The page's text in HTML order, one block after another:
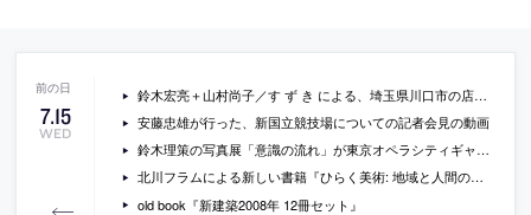
7.15
WED
鈴木宏亮＋山村尚子／す ず き による、埼玉県川口市の店舗兼住宅「木箱の家」
安藤忠雄が行った、新国立競技場についての記者会見の動画
鈴木理策の写真展「意識の流れ」が東京オペラシティギャラリーで開催[2015/7/18-9/23]
北川フラムによる新しい書籍『ひらく美術: 地域と人間のつながりを取り戻す』
old book『新建築2008年 12冊セット』